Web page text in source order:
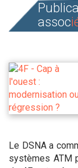
assoc
Le DSNA a
systèmes ATM